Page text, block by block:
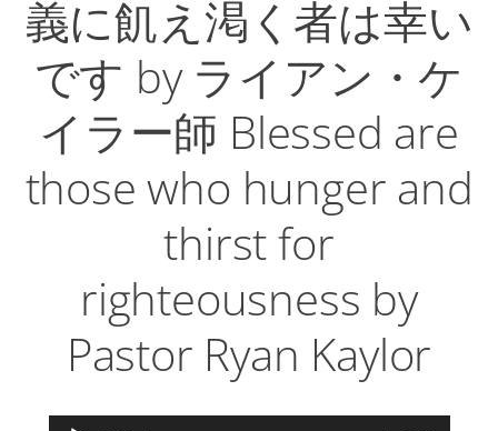
義に飢え渇く者は幸い
です by ライアン・ケ
イラー師 Blessed are
those who hunger and
thirst for
righteousness by
Pastor Ryan Kaylor